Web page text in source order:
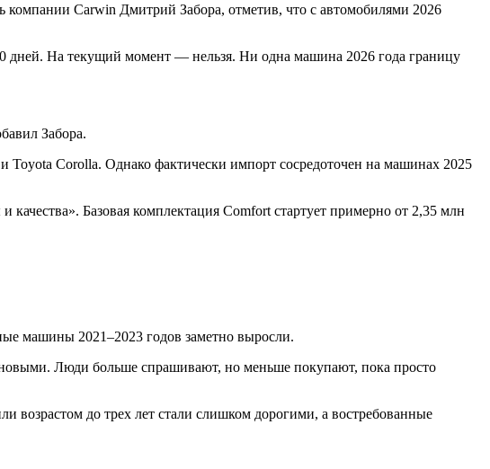
компании Carwin Дмитрий Забора, отметив, что с автомобилями 2026
На текущий момент — нельзя. Ни одна машина 2026 года границу
Забора.
Toyota Corolla. Однако фактически импорт сосредоточен на машинах 2025
Базовая комплектация Comfort стартует примерно от 2,35 млн
машины 2021–2023 годов заметно выросли.
Люди больше спрашивают, но меньше покупают, пока просто
возрастом до трех лет стали слишком дорогими, а востребованные